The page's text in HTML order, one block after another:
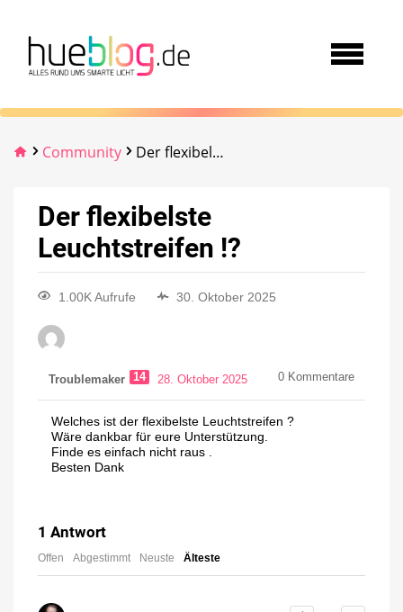
Community Der flexibelste Leuchtstreifen !?
Der flexibelste
Leuchtstreifen !?
1.00K Aufrufe 30. Oktober 2025
Troublemaker 14 28. Oktober 2025 0 Kommentare
Welches ist der flexibelste Leuchtstreifen ?
Wäre dankbar für eure Unterstützung.
Finde es einfach nicht raus .
Besten Dank
1 Antwort
Offen Abgestimmt Neuste Älteste